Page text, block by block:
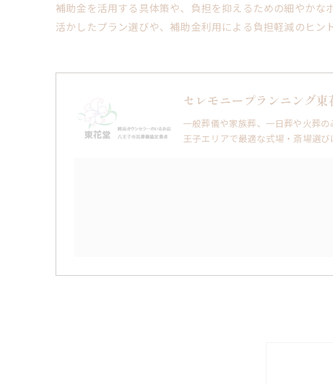
補助金を活用する具体策や、負担を抑えるための細やか
活かしたプラン選びや、補助金利用による負担軽減のヒン
セレモニープランニング東
一般葬儀や家族葬、一日葬や火葬
王子エリアで最適な式場・斎場選